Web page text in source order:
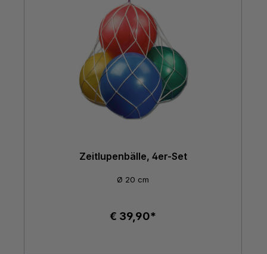
Zeitlupenbälle, 4er-Set
Ø 20 cm
€ 39,90*